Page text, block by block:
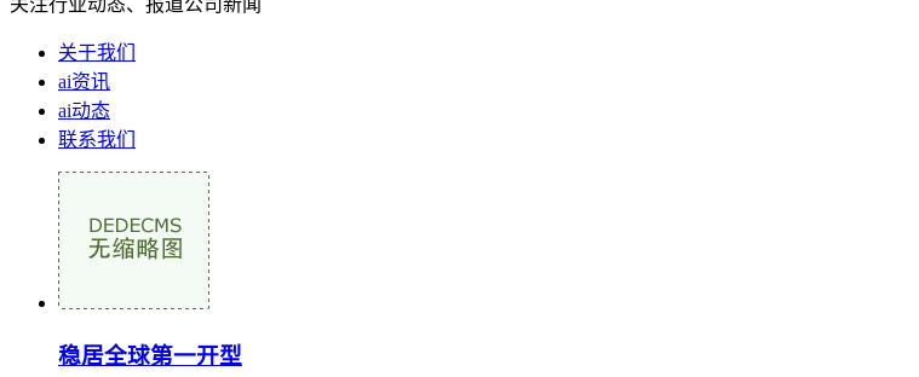
关注行业动态、报道公司新闻
关于我们
ai资讯
ai动态
联系我们
稳居全球第一开型